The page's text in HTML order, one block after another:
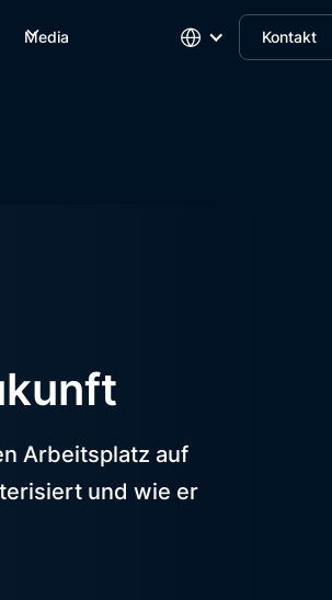
Media Kontakt
Arbeitsplatz auf
und wie er